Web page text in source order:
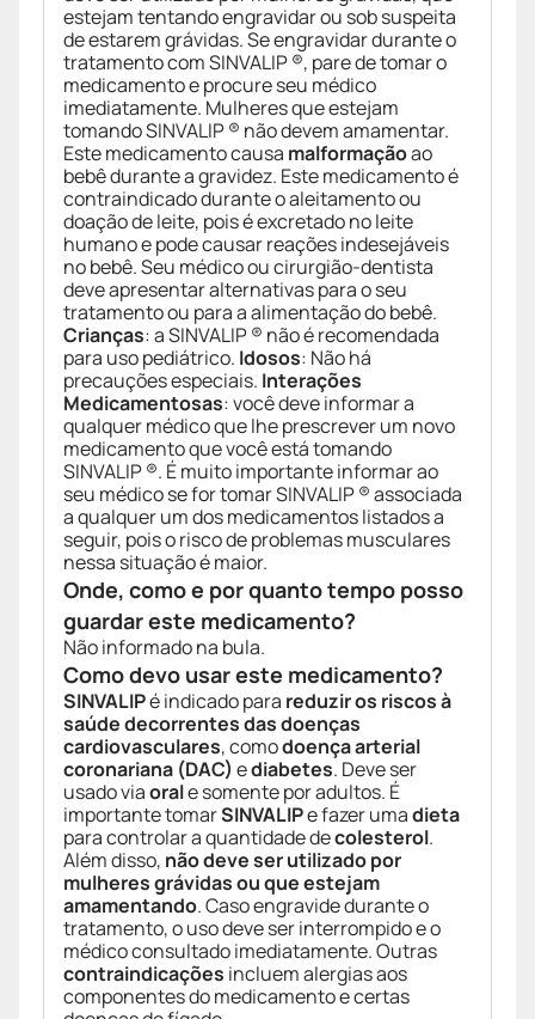
estejam tentando engravidar ou sob suspeita
de estarem grávidas. Se engravidar durante o
tratamento com SINVALIP ®, pare de tomar o
medicamento e procure seu médico
imediatamente. Mulheres que estejam
tomando SINVALIP ® não devem amamentar.
Este medicamento causa malformaçãoao
bebê durante a gravidez. Este medicamento é
contraindicado durante o aleitamento ou
doação de leite, pois é excretado no leite
humano e pode causar reações indesejáveis
no bebê. Seu médico ou cirurgião-dentista
deve apresentar alternativas para o seu
tratamento ou para a alimentação do bebê.
Crianças: a SINVALIP ® não é recomendada
para uso pediátrico. Idosos: Não há
precauções especiais. Interações
Medicamentosas: você deve informar a
qualquer médico que lhe prescrever um novo
medicamento que você está tomando
SINVALIP ®. É muito importante informar ao
seu médico se for tomar SINVALIP ® associada
a qualquer um dos medicamentos listados a
seguir, pois o risco de problemas musculares
nessa situação é maior.
Onde, como e por quanto tempo posso
guardar este medicamento?
Não informado na bula.
Como devo usar este medicamento?
SINVALIPé indicado para reduzir os riscos à
saúde decorrentes das doenças
cardiovasculares, comodoença arterial
coronariana (DAC) ediabetes. Deve ser
usado viaorale somente por adultos. É
importante tomarSINVALIPe fazer umadieta
para controlar a quantidade decolesterol.
Além disso, não deve ser utilizado por
mulheres grávidas ou que estejam
amamentando. Caso engravide durante o
tratamento, o uso deve ser interrompido e o
médico consultado imediatamente. Outras
contraindicações incluem alergias aos
componentes do medicamento e certas